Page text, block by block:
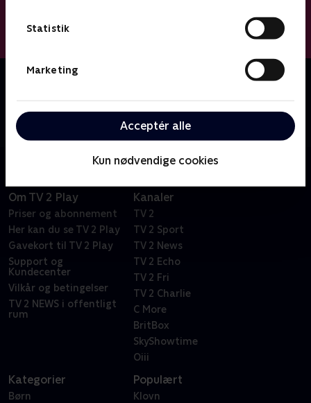
Statistik
Marketing
Acceptér alle
Kun nødvendige cookies
Om Miniteve: Verdens dyr
alderen 1-4 år. Filmene er enkle, lærerige og
underholdende.
Om TV 2 Play
Priser og abonnement
Her kan du se TV 2 Play
Gavekort til TV 2 Play
Support og
Kundecenter
Vilkår og betingelser
TV 2 NEWS i offentligt
rum
Kanaler
TV 2
TV 2 Sport
TV 2 News
TV 2 Echo
TV 2 Fri
TV 2 Charlie
C More
BritBox
SkyShowtime
Oiii
Kategorier
Børn
Populært
Klovn